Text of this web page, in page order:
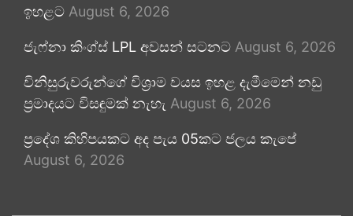
ඉහළට August 6, 2026
ජැෆ්නා කිංග්ස් LPL අවසන් සටනට August 6, 2026
විනිසුරුවරුන්ගේ විශ්‍රාම වයස ඉහළ දැමීමෙන් නඩු
ප්‍රමාදයට විසඳුමක් නැහැ August 6, 2026
ප්‍රදේශ කිහිපයකට අද පැය 05කට ජලය කැපේ
August 6, 2026